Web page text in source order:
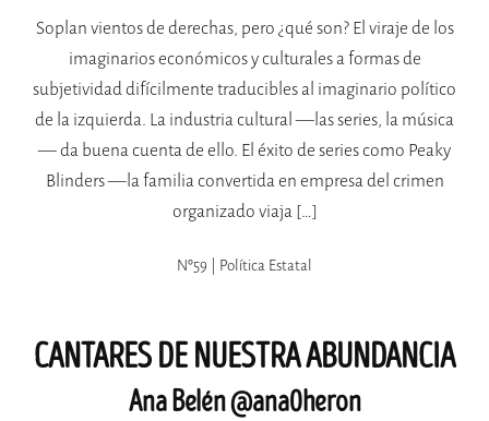
Soplan vientos de derechas, pero ¿qué son? El viraje de los
imaginarios económicos y culturales a formas de
subjetividad difícilmente traducibles al imaginario político
de la izquierda. La industria cultural —las series, la música
— da buena cuenta de ello. El éxito de series como Peaky
Blinders —la familia convertida en empresa del crimen
organizado viaja […]
Nº59 | Política Estatal
CANTARES DE NUESTRA ABUNDANCIA
Ana Belén @ana0heron